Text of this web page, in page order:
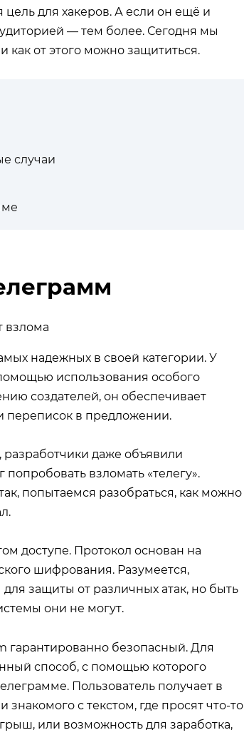
для хакеров. А если он ещё и
— тем более. Сегодня мы
как от этого можно защититься.
случаи
надежных в своей категории. У
использования особого
создателей, он обеспечивает
переписок в предложении.
даже объявили
взломать «телегу».
попытаемся разобраться, как можно
доступе. Протокол основан на
шифрования. Разумеется,
защиты от различных атак, но быть
они не могут.
гарантированно безопасный. Для
способ, с помощью которого
Пользователь получает в
с текстом, где просят что-то
или возможность для заработка,